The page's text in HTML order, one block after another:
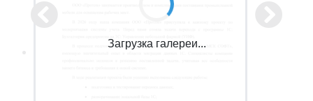
Загрузка галереи...